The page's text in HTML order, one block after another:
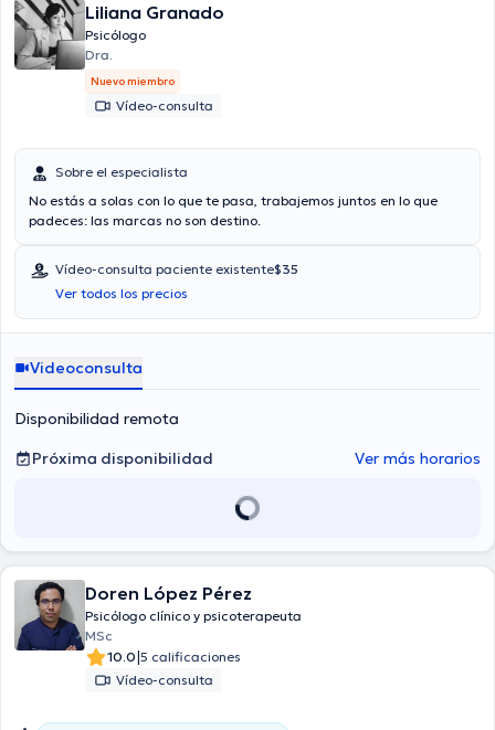
Liliana Granado
Psicólogo
Dra.
Nuevo miembro
Vídeo-consulta
Sobre el especialista
No estás a solas con lo que te pasa, trabajemos juntos en lo que
padeces: las marcas no son destino.
Vídeo-consulta paciente existente$35
Ver todos los precios
Videoconsulta
Disponibilidad remota
Próxima disponibilidad
Ver más horarios
Doren López Pérez
Psicólogo clínico y psicoterapeuta
MSc
10.0|5 calificaciones
Vídeo-consulta